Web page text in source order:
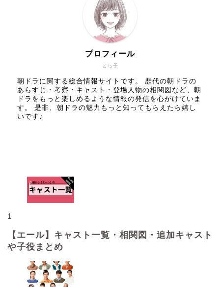
どら子
プロフィール
朝ドラに関する総合情報サイトです。 歴代の朝ドラの
あらすじ・考察・キャスト・登場人物の相関図など、朝
ドラをもっと楽しめるような情報の発信を心がけていま
す。 是非、朝ドラの魅力もっと知ってもらえたら嬉し
いです♪
1
【エール】キャスト一覧・相関図・追加キャスト
や子役まとめ